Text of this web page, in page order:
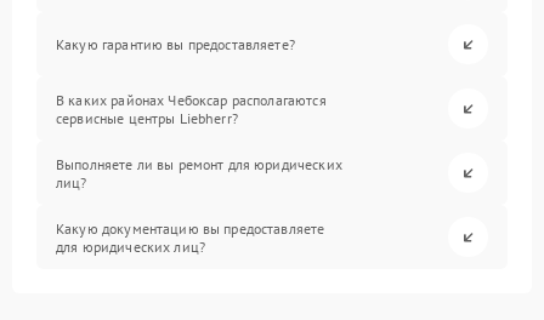
Какую гарантию вы предоставляете?
В каких районах Чебоксар располагаются
сервисные центры Liebherr?
Выполняете ли вы ремонт для юридических
лиц?
Какую документацию вы предоставляете
для юридических лиц?